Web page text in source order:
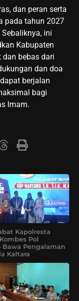
dan peran serta
pada tahun 2027
ini
Kabupaten
bebas dari
dan doa
berjalan
bagi
Imam.
Kapolresta
Pol
Bawa Pengalaman
Kaltara